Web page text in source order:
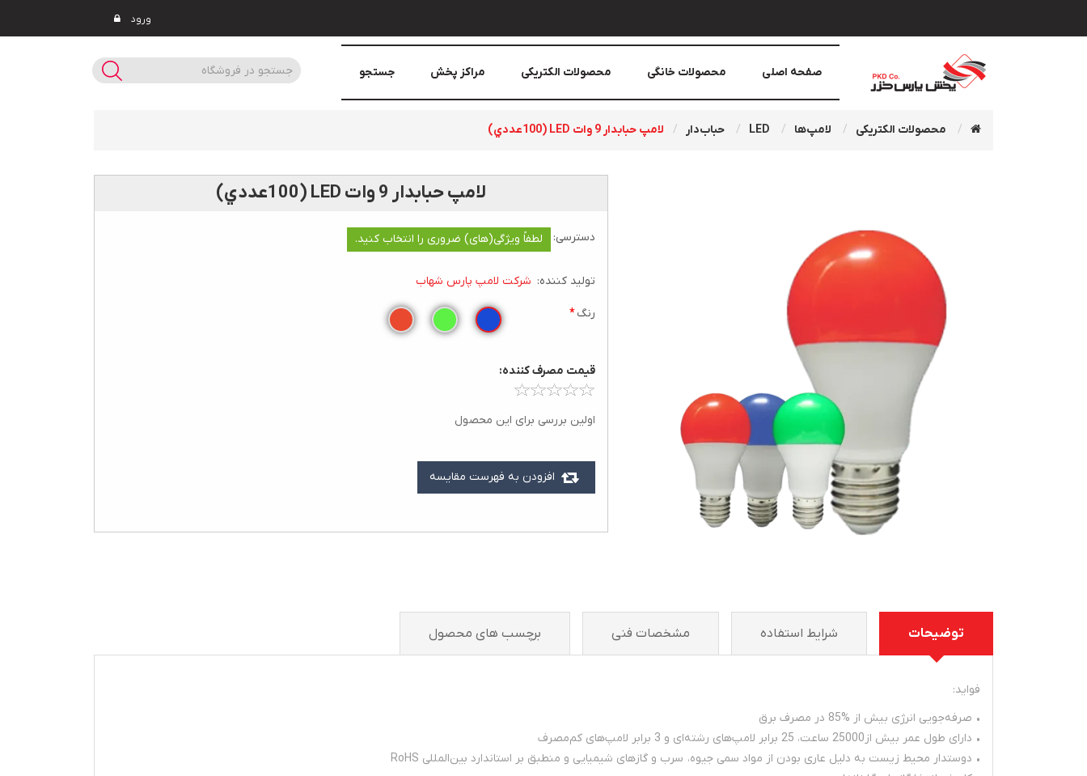
ورود
صفحه اصلی محصولات خانگی محصولات الکتریکی مراکز پخش جستجو
محصولات الکتریکی لامپ‌ها LED حباب‌دار لامپ حبابدار 9 وات LED (100عددي)
لامپ حبابدار 9 وات LED (100عددي)
دسترسی: لطفاً ویژگی(های) ضروری را انتخاب کنید.
تولید کننده: شرکت لامپ پارس شهاب
رنگ*
قيمت مصرف کننده:
افزودن به فهرست مقایسه
اولین بررسی برای این محصول
توضیحات شرايط استفاده مشخصات فنی برچسب های محصول
فواید:
• صرفه‌جویی انرژی بیش از %85 در مصرف برق
• دارای طول عمر بیش از25000 ساعت، 25 برابر لامپ‌های رشته‌ای و 3 برابر لامپ‌های کم‌مصرف
• دوستدار محیط زیست به دلیل عاری بودن از مواد سمی جیوه، سرب و گازهای شیمیایی و منطبق بر استاندارد بین‌المللی RoHS